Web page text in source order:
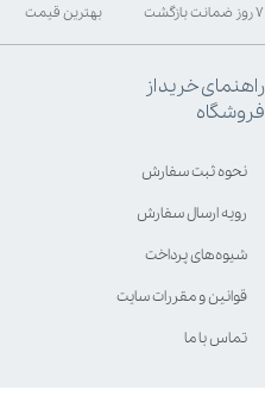
بهترین قیمت ۷ روز ضمانت بازگشت
راهنمای خرید از
فروشگاه
نحوه ثبت سفارش
رویه ارسال سفارش
شیوه‌های پرداخت
قوانین و مقررات سایت
تماس با ما